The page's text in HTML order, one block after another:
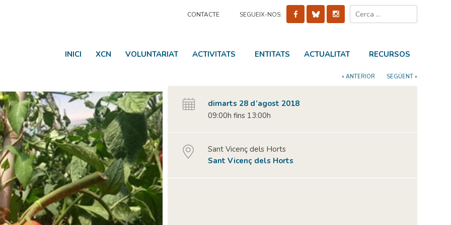
CONTACTE SEGUEIX-NOS:
INICI XCN VOLUNTARIAT ACTIVITATS ENTITATS ACTUALITAT RECURSOS
« ANTERIOR SEGÜENT »
dimarts 28 d’agost 2018
09:00h fins 13:00h
Sant Vicenç dels Horts
Sant Vicenç dels Horts